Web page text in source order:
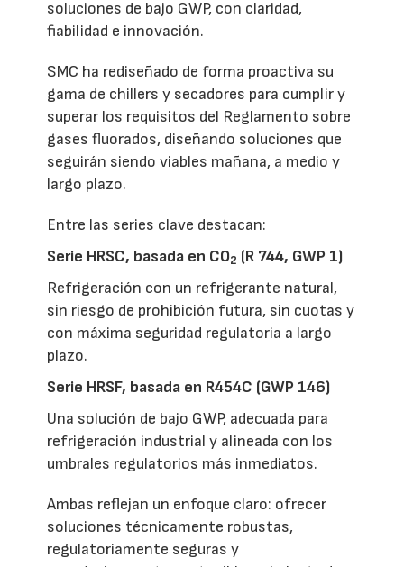
soluciones de bajo GWP, con claridad,
fiabilidad e innovación.
SMC ha rediseñado de forma proactiva su
gama de chillers y secadores para cumplir y
superar los requisitos del Reglamento sobre
gases fluorados, diseñando soluciones que
seguirán siendo viables mañana, a medio y
largo plazo.
Entre las series clave destacan:
Serie HRSC, basada en CO2 (R 744, GWP 1)
Refrigeración con un refrigerante natural,
sin riesgo de prohibición futura, sin cuotas y
con máxima seguridad regulatoria a largo
plazo.
Serie HRSF, basada en R454C (GWP 146)
Una solución de bajo GWP, adecuada para
refrigeración industrial y alineada con los
umbrales regulatorios más inmediatos.
Ambas reflejan un enfoque claro: ofrecer
soluciones técnicamente robustas,
regulatoriamente seguras y